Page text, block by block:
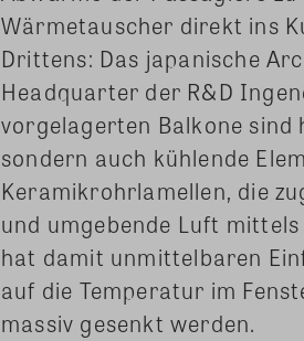
Wärmetauscher direkt ins
Drittens: Das japanische
Headquarter der R&D
vorgelagerten Balkone
sondern auch kühlende
Keramikrohrlamellen, die
und umgebende Luft
hat damit unmittelbaren
auf die Temperatur im
massiv gesenkt werden.